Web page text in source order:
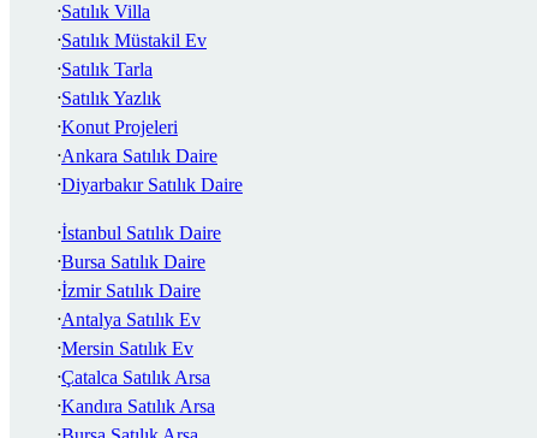
Satılık Villa
Satılık Müstakil Ev
Satılık Tarla
Satılık Yazlık
Konut Projeleri
Ankara Satılık Daire
Diyarbakır Satılık Daire
İstanbul Satılık Daire
Bursa Satılık Daire
İzmir Satılık Daire
Antalya Satılık Ev
Mersin Satılık Ev
Çatalca Satılık Arsa
Kandıra Satılık Arsa